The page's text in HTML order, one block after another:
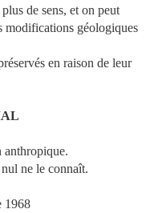
de sens, et on peut
modifications géologiques
en raison de leur
anthropique.
ne le connaît.
1968